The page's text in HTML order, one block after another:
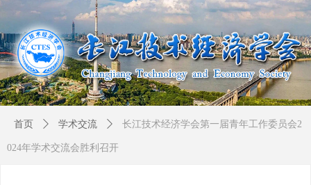
首页 ꄲ 学术交流 ꄲ 长江技术经济学会第一届青年工作委员会2
024年学术交流会胜利召开